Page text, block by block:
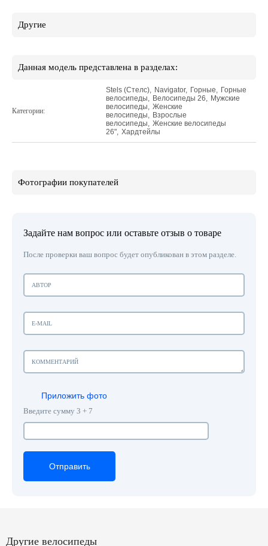
Другие
Данная модель представлена в разделах:
Категории:
Stels (Стелс), Navigator, Горные, Горные
велосипеды, Велосипеды 26, Мужские
велосипеды, Женские
велосипеды, Взрослые
велосипеды, Женские велосипеды
26", Хардтейлы
Фотографии покупателей
Задайте нам вопрос или оставьте отзыв о товаре
После проверки ваш вопрос будет опубликован в этом разделе.
Приложить фото
Введите сумму 3 + 7
Отправить
Отправить
Отправить
Другие велосипеды